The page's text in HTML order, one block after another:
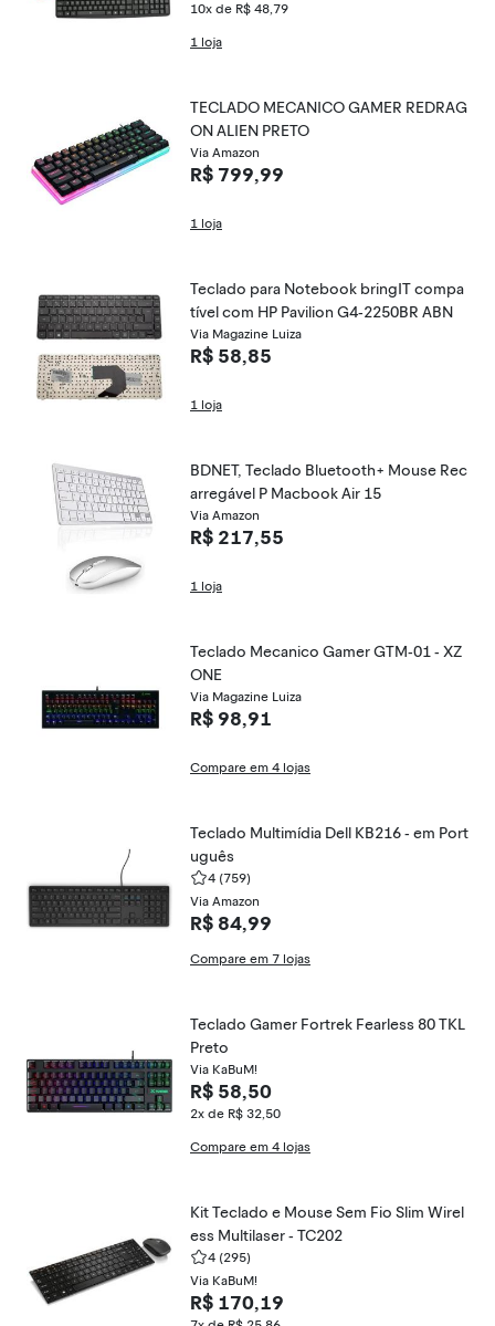
10x de R$ 48,79
1 loja
TECLADO MECANICO GAMER REDRAG
ON ALIEN PRETO
Via Amazon
R$ 799,99
1 loja
Teclado para Notebook bringIT compa
tível com HP Pavilion G4-2250BR ABN
Via Magazine Luiza
R$ 58,85
1 loja
BDNET, Teclado Bluetooth+ Mouse Rec
arregável P Macbook Air 15
Via Amazon
R$ 217,55
1 loja
Teclado Mecanico Gamer GTM-01 - XZ
ONE
Via Magazine Luiza
R$ 98,91
Compare em 4 lojas
Teclado Multimídia Dell KB216 - em Port
uguês
4 (759)
Via Amazon
R$ 84,99
Compare em 7 lojas
Teclado Gamer Fortrek Fearless 80 TKL
Preto
Via KaBuM!
R$ 58,50
2x de R$ 32,50
Compare em 4 lojas
Kit Teclado e Mouse Sem Fio Slim Wirel
ess Multilaser - TC202
4 (295)
Via KaBuM!
R$ 170,19